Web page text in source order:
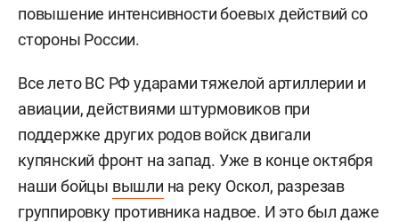
повышение интенсивности боевых действий со
стороны России.
Все лето ВС РФ ударами тяжелой артиллерии и
авиации, действиями штурмовиков при
поддержке других родов войск двигали
купянский фронт на запад. Уже в конце октября
наши бойцы вышли на реку Оскол, разрезав
группировку противника надвое. И это был даже